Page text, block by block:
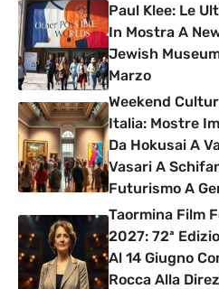
Paul Klee: Le
In Mostra A
Jewish
Marzo
Weekend
Italia: Mostre
Da Hokusai A
Vasari A
Futurismo A
Taormina Film
2027: 72ª
Al 14 Giugno
Rocca Alla